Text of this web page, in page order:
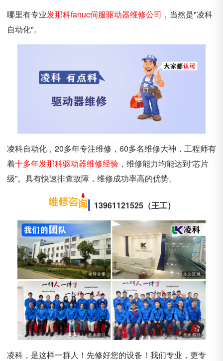
哪里有专业发那科fanuc伺服驱动器维修公司 ，当然是"凌科
自动化"。
凌科自动化，20多年专注维修，60多名维修大神，工程师有
着十多年发那科驱动器维修经验 ，维修能力均能达到“芯片
级”。具有快速排查故障，维修成功率高的优势。
13961121525（王工）
凌科，是这样一群人！先修好您的设备！我们专业，更专